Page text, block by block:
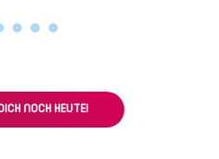
NOCH HEUTE!